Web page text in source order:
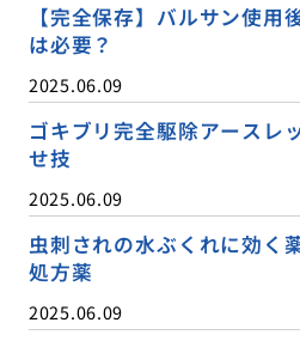
【完全保存】バルサン使用
は必要？
2025.06.09
ゴキブリ完全駆除アースレ
せ技
2025.06.09
虫刺されの水ぶくれに効く
処方薬
2025.06.09